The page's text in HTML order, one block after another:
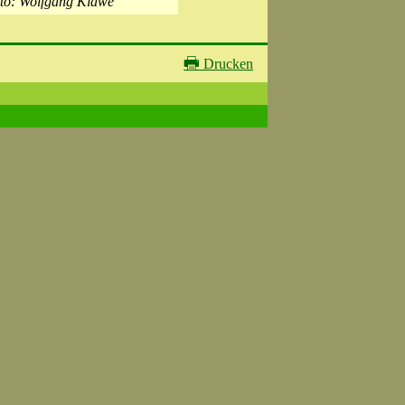
🖶 Drucken